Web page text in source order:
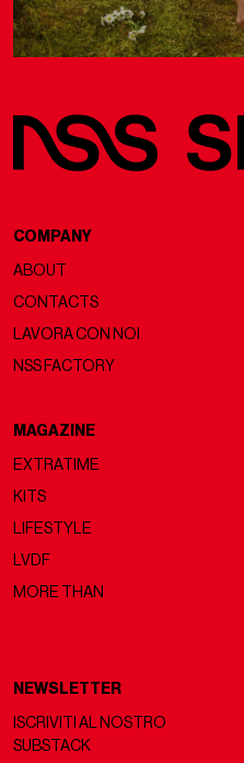
COMPANY
ABOUT
CONTACTS
LAVORA CON NOI
NSS FACTORY
MAGAZINE
EXTRATIME
KITS
LIFESTYLE
LVDF
MORE THAN
NEWSLETTER
ISCRIVITI AL NOSTRO
SUBSTACK